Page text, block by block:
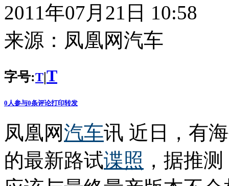
2011年07月21日 10:58
来源： 凤凰网汽车
字号:T|T
0 人参与0条评论打印转发
凤凰网汽车讯 近日，有
的最新路试谍照 ，据推